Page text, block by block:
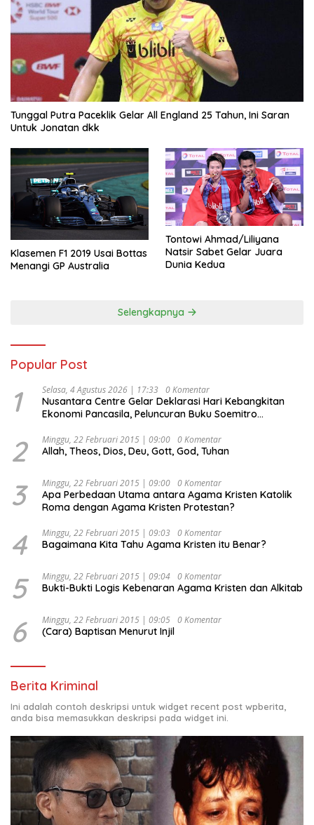
Tunggal Putra Paceklik Gelar All England 25 Tahun, Ini Saran
Untuk Jonatan dkk
Klasemen F1 2019 Usai Bottas
Menangi GP Australia
Tontowi Ahmad/Liliyana
Natsir Sabet Gelar Juara
Dunia Kedua
Selengkapnya
Popular Post
1 Selasa, 4 Agustus 2026 | 17:33 0 Komentar
Nusantara Centre Gelar Deklarasi Hari Kebangkitan
Ekonomi Pancasila, Peluncuran Buku Soemitro
Ekonomi Politik Indonesia) & Simposium Nasional
“Urgensi Undang-Undang Perekonomian Nasional dan
Indonesia Emas 2045”,
2 Minggu, 22 Februari 2015 | 09:00 0 Komentar
Allah, Theos, Dios, Deu, Gott, God, Tuhan
3 Minggu, 22 Februari 2015 | 09:00 0 Komentar
Apa Perbedaan Utama antara Agama Kristen Katolik
Roma dengan Agama Kristen Protestan?
4 Minggu, 22 Februari 2015 | 09:03 0 Komentar
Bagaimana Kita Tahu Agama Kristen itu Benar?
5 Minggu, 22 Februari 2015 | 09:04 0 Komentar
Bukti-Bukti Logis Kebenaran Agama Kristen dan Alkitab
6 Minggu, 22 Februari 2015 | 09:05 0 Komentar
(Cara) Baptisan Menurut Injil
Berita Kriminal
Ini adalah contoh deskripsi untuk widget recent post wpberita,
anda bisa memasukkan deskripsi pada widget ini.